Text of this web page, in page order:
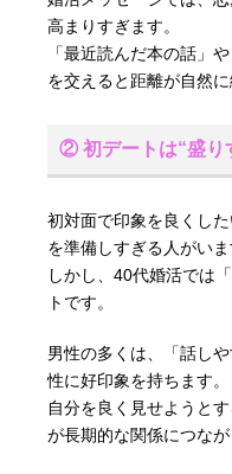
高まりすぎます。
「最近読んだ本の話」
を交えると距離が自然に
② 初デートは“盛り
初対面で印象を良くし
を準備しすぎる人がいま
しかし、40代婚活では
トです。
男性の多くは、「話し
性に好印象を持ちます。
自分を良く見せようと
が長期的な関係につなが